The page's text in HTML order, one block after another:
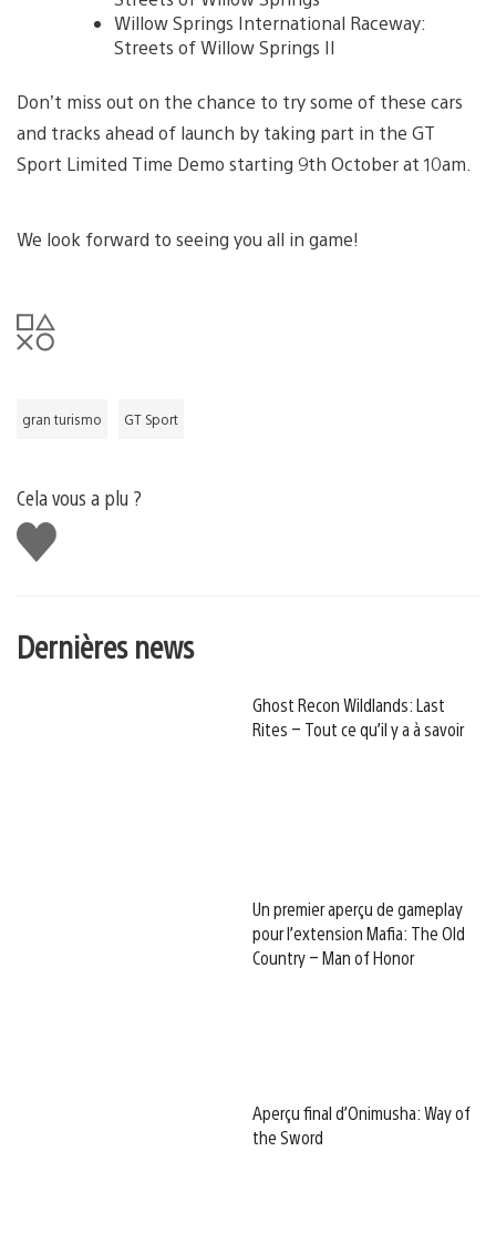
Willow Springs International Raceway:
Streets of Willow Springs II
Don’t miss out on the chance to try some of these cars
and tracks ahead of launch by taking part in the GT
Sport Limited Time Demo starting 9th October at 10am.
We look forward to seeing you all in game!
gran turismo GT Sport
Cela vous a plu ?
J'aime
Dernières news
Ghost Recon Wildlands: Last
Rites – Tout ce qu’il y a à savoir
Un premier aperçu de gameplay
pour l’extension Mafia: The Old
Country – Man of Honor
Aperçu final d’Onimusha: Way of
the Sword